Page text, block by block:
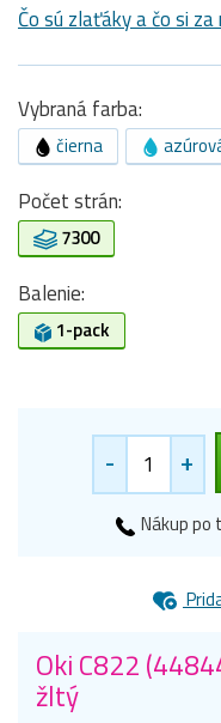
Čo sú zlaťáky a čo si
Vybraná farba:
čierna
Počet strán:
7300
Balenie:
1-pack
- +
Nákup po
Oki C822
žltý